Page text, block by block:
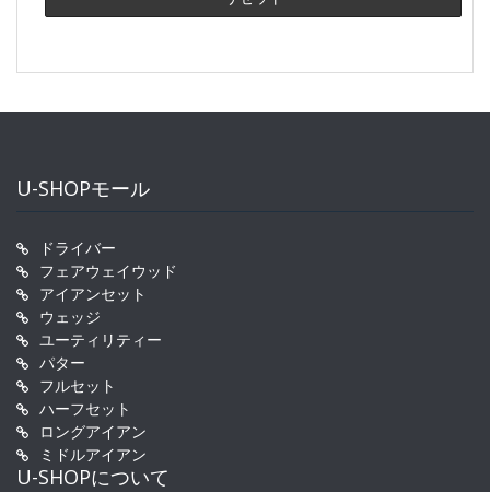
U-SHOPモール
ドライバー
フェアウェイウッド
アイアンセット
ウェッジ
ユーティリティー
パター
フルセット
ハーフセット
ロングアイアン
ミドルアイアン
U-SHOPについて